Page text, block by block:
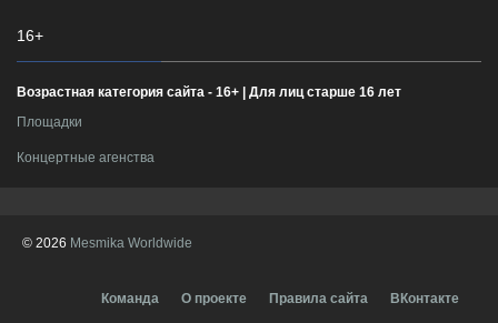
16+
Возрастная категория сайта - 16+ | Для лиц старше 16 лет
Площадки
Концертные агенства
© 2026 Mesmika Worldwide
Команда О проекте Правила сайта ВКонтакте